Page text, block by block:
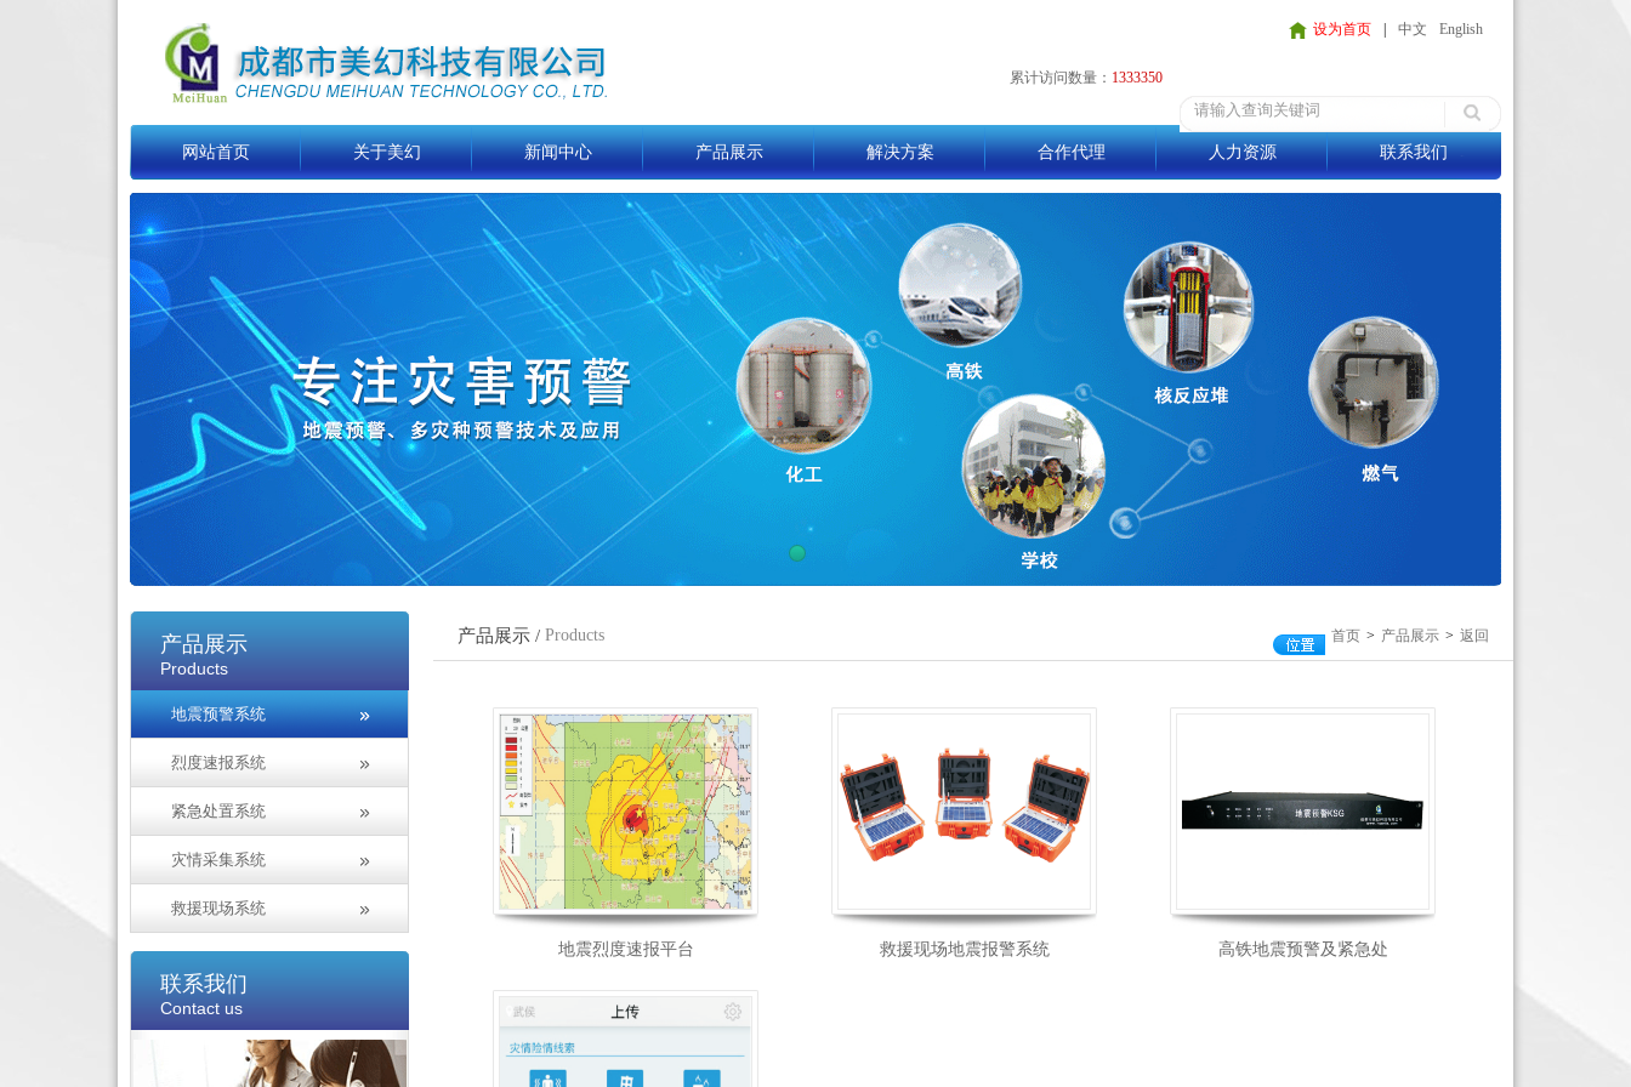
设为首页 中文 English
累计访问数量： 1333350
网站首页 关于美幻 新闻中心 产品展示 解决方案 合作代理 人力资源 联系我们
产品展示
Products
地震预警系统
烈度速报系统
紧急处置系统
灾情采集系统
救援现场系统
联系我们
Contact us
产品展示 / Products 首页 > 产品展示 > 返回
地震烈度速报平台 救援现场地震报警系统 高铁地震预警及紧急处